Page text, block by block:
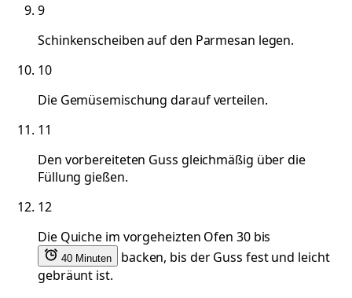
9
Schinkenscheiben auf den Parmesan legen.
10
Die Gemüsemischung darauf verteilen.
11
Den vorbereiteten Guss gleichmäßig über die
Füllung gießen.
12
Die Quiche im vorgeheizten Ofen 30 bis
40 Minuten
backen, bis der Guss fest und leicht
gebräunt ist.